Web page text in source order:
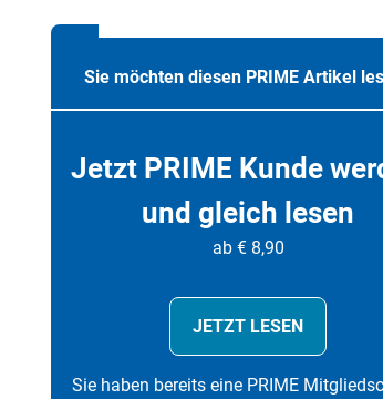
Sie möchten diesen PRIME Artikel
Jetzt PRIME Kunde
und gleich lesen
ab € 8,90
JETZT LESEN
Sie haben bereits eine PRIME